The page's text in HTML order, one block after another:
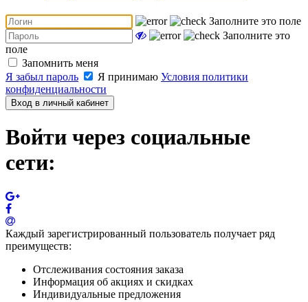
Заполните это поле
Заполните это
поле
Запомнить меня
Я забыл пароль
Я принимаю Условия политики
конфиденциальности
Вход в личный кабинет
Войти через социальные
сети:
Каждый зарегистрированный пользователь получает ряд
преимуществ:
Отслеживания состояния заказа
Информация об акциях и скидках
Индивидуальные предложения